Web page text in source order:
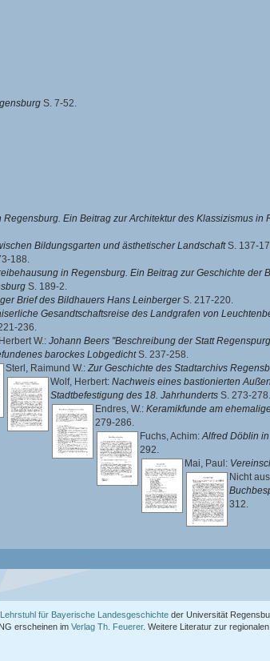
S. 7-52.
Ein Beitrag zur Architektur des Klassizismus in
Bildungsgarten und ästhetischer LandschaftS. 137-
188.
in Regensburg. Ein Beitrag zur Geschichte der
S. 189-2.
Brief des Bildhauers Hans LeinbergerS. 217-220.
Gesandtschaftsreise des Landgrafen von
236.
W.: Johann Beers "Beschreibung der Statt
barockes LobgedichtS. 237-258.
Sterl, Raimund W.:Zur Geschichte des Stadtarchivs
Wolf, Herbert: Nachweis eines bastionierten
Stadtbefestigung des 18. Jahrhunderts S. 273-278.
Endres, W.: Keramikfunde am
279-286.
Fuchs, Achim:Alfred Döblin
292.
Mai, Paul :
Nicht
312.
Lehrstuhl für Bayerische Landesgeschichte der Universität
erscheinen im Verlag Th. Feuerer. Weitere Literatur zur